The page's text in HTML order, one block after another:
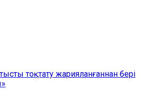
тоқтату жарияланғаннан бері